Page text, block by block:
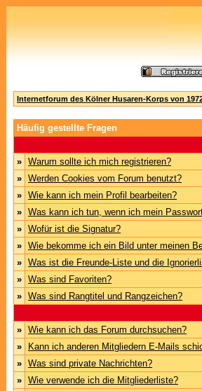
Internetforum des Kölner Husaren-Korps von
Häufig gestellte Fragen
» Warum sollte ich mich registrieren?
» Werden Cookies vom Forum benutzt?
» Wie kann ich mein Profil bearbeiten?
» Was kann ich tun, wenn ich mein
» Wofür ist die Signatur?
» Wie bekomme ich ein Bild unter meinen
» Was ist die Freunde-Liste und die
» Was sind Favoriten?
» Was sind Rangtitel und Rangzeichen?
» Wie kann ich das Forum durchsuchen?
»
Kann ich anderen Mitgliedern E-Mails
» Was sind private Nachrichten?
» Wie verwende ich die Mitgliederliste?